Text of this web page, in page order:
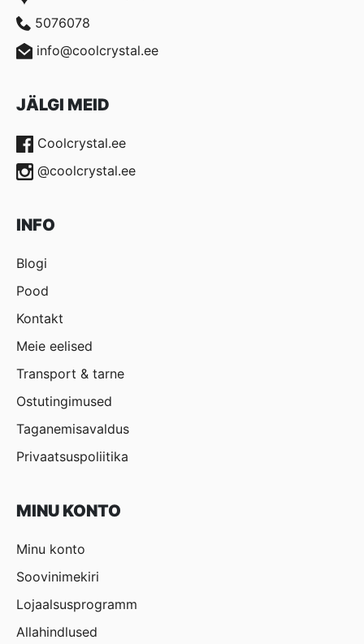
5076078
info@coolcrystal.ee
JÄLGI MEID
Coolcrystal.ee
@coolcrystal.ee
INFO
Blogi
Pood
Kontakt
Meie eelised
Transport & tarne
Ostutingimused
Taganemisavaldus
Privaatsuspoliitika
MINU KONTO
Minu konto
Soovinimekiri
Lojaalsusprogramm
Allahindlused